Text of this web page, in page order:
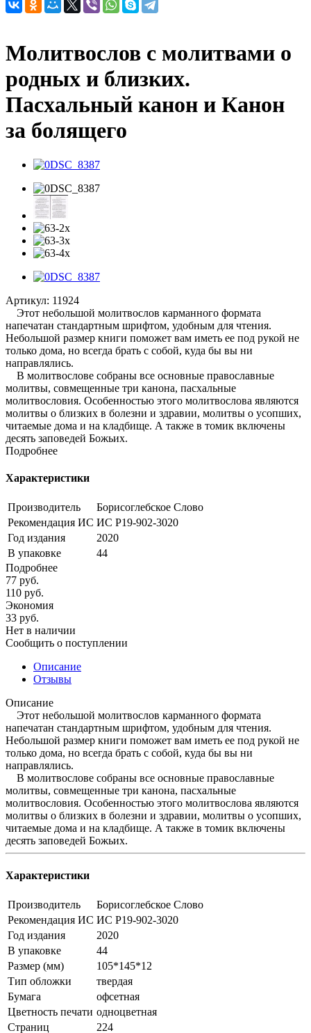
Молитвослов с молитвами о
родных и близких.
Пасхальный канон и Канон
за болящего
Артикул: 11924
Этот небольшой молитвослов карманного формата
напечатан стандартным шрифтом, удобным для чтения.
Небольшой размер книги поможет вам иметь ее под рукой не
только дома, но всегда брать с собой, куда бы вы ни
направлялись.
В молитвослове собраны все основные православные
молитвы, совмещенные три канона, пасхальные
молитвословия. Особенностью этого молитвослова являются
молитвы о близких в болезни и здравии, молитвы о усопших,
читаемые дома и на кладбище. А также в томик включены
десять заповедей Божьих.
Подробнее
Характеристики
Производитель
Борисоглебское Слово
Рекомендация ИС ИС Р19-902-3020
Год издания
2020
В упаковке
44
Подробнее
77 руб.
110 руб.
Экономия
33 руб.
Нет в наличии
Сообщить о поступлении
Описание
Отзывы
Описание
Этот небольшой молитвослов карманного формата
напечатан стандартным шрифтом, удобным для чтения.
Небольшой размер книги поможет вам иметь ее под рукой не
только дома, но всегда брать с собой, куда бы вы ни
направлялись.
В молитвослове собраны все основные православные
молитвы, совмещенные три канона, пасхальные
молитвословия. Особенностью этого молитвослова являются
молитвы о близких в болезни и здравии, молитвы о усопших,
читаемые дома и на кладбище. А также в томик включены
десять заповедей Божьих.
Характеристики
Производитель
Борисоглебское Слово
Рекомендация ИС ИС Р19-902-3020
Год издания
2020
В упаковке
44
Размер (мм)
105*145*12
Тип обложки
твердая
Бумага
офсетная
Цветность печати одноцветная
Страниц
224